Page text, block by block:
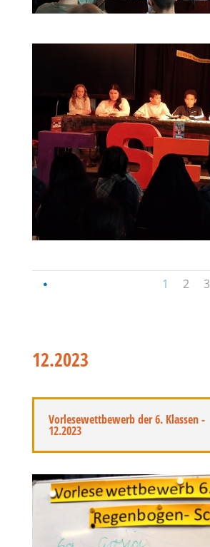
1 2 3
12.2023
Vorlesewettbewerb der 6. Klassen -
12.2023